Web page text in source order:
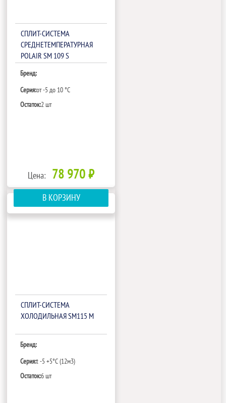
СПЛИТ-СИСТЕМА
СРЕДНЕТЕМПЕРАТУРНАЯ
POLAIR SM 109 S
Бренд:
Серия:от -5 до 10 °C
Остаток:2 шт
Цена: 78 970 ₽
В КОРЗИНУ
СПЛИТ-СИСТЕМА
ХОЛОДИЛЬНАЯ SM115 M
Бренд:
Серия:t -5 +5°C (12м3)
Остаток:6 шт